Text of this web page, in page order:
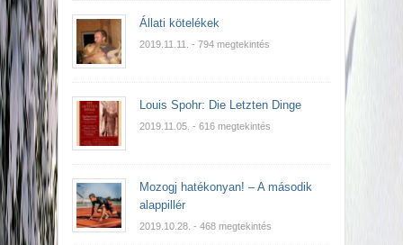
Állati kötelékek
2019.11.11. - 794 megtekintés
Louis Spohr: Die Letzten Dinge
2019.11.05. - 616 megtekintés
Mozogj hatékonyan! – A második
alappillér
2019.10.28. - 468 megtekintés